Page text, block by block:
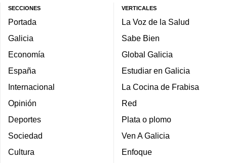
SECCIONES
Portada
Galicia
Economía
España
Internacional
Opinión
Deportes
Sociedad
Cultura
VERTICALES
La Voz de la Salud
Sabe Bien
Global Galicia
Estudiar en Galicia
La Cocina de Frabisa
Red
Plata o plomo
Ven A Galicia
Enfoque